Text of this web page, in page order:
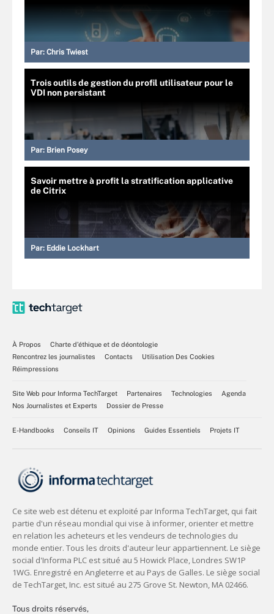
Par: Chris Twiest
Trois outils de gestion du profil utilisateur pour le
VDI non persistant
Par: Brien Posey
Savoir mettre à profit la stratification applicative
de Citrix
Par: Eddie Lockhart
À Propos
Charte d’éthique et de déontologie
Rencontrez les journalistes
Contacts
Utilisation Des Cookies
Réimpressions
Site Web pour Informa TechTarget Partenaires Technologies
Agenda
Nos Journalistes et Experts
Dossier de Presse
E-Handbooks Conseils IT Opinions Guides Essentiels Projets IT
Tous droits réservés,